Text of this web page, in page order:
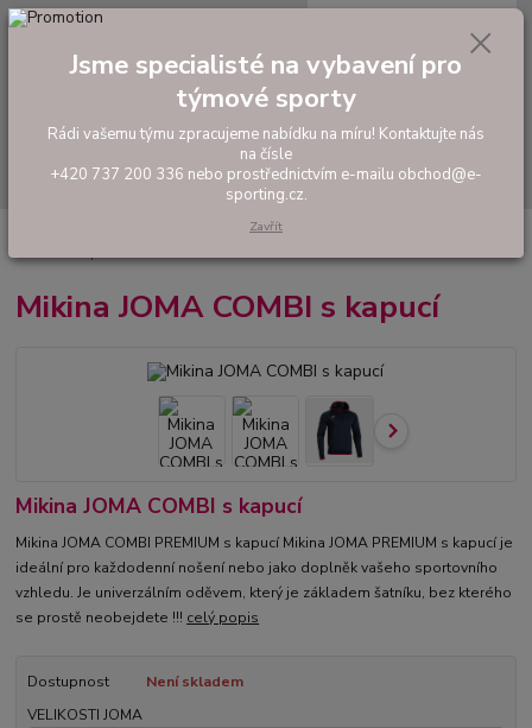
Hledat
tel: +420 737 200 336
0,00 Kč
Tréninkové oblečení
COMBI s kapucí
Mikina JOMA COMBI s kapucí
Mikina JOMA COMBI s kapucí
Mikina JOMA COMBI PREMIUM s kapucí Mikina JOMA PREMIUM s kapucí je
ideální pro každodenní nošení nebo jako doplněk vašeho sportovního
vzhledu. Je univerzálním oděvem, který je základem šatníku, bez kterého
se prostě neobejdete !!! celý popis
Dostupnost
Není skladem
VELIKOSTI JOMA
Jsme specialisté na vybavení pro
týmové sporty
Rádi vašemu týmu zpracujeme nabídku na míru! Kontaktujte nás
na čísle
+420 737 200 336 nebo prostřednictvím e-mailu obchod@e-
sporting.cz.
Zavřít